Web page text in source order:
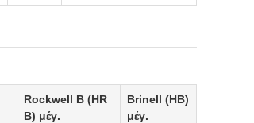
Rockwell B (HR
B) μέγ.
Brinell (HB)
μέγ.